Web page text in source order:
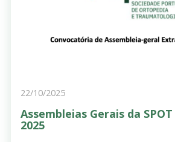
22/10/2025
Assembleias Gerais da
2025